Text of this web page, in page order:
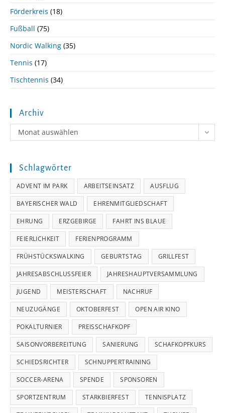
Förderkreis (18)
Fußball (75)
Nordic Walking (35)
Tennis (17)
Tischtennis (34)
Archiv
Archiv
Monat auswählen
Schlagwörter
ADVENT IM PARK ARBEITSEINSATZ AUSFLUG
BAYERISCHER WALD EHRENMITGLIEDSCHAFT
EHRUNG ERZGEBIRGE FAHRT INS BLAUE
FEIERLICHKEIT FERIENPROGRAMM
FRÜHSTÜCKSWALKING GEBURTSTAG GRILLFEST
JAHRESABSCHLUSSFEIER JAHRESHAUPTVERSAMMLUNG
JUGEND MEISTERSCHAFT NACHRUF
NEUZUGÄNGE OKTOBERFEST OPEN AIR KINO
POKALTURNIER PREISSCHAFKOPF
SAISONVORBEREITUNG SANIERUNG SCHAFKOPFKURS
SCHIEDSRICHTER SCHNUPPERTRAINING
SOCCER-ARENA SPENDE SPONSOREN
SPORTZENTRUM STARKBIERFEST TENNISPLATZ